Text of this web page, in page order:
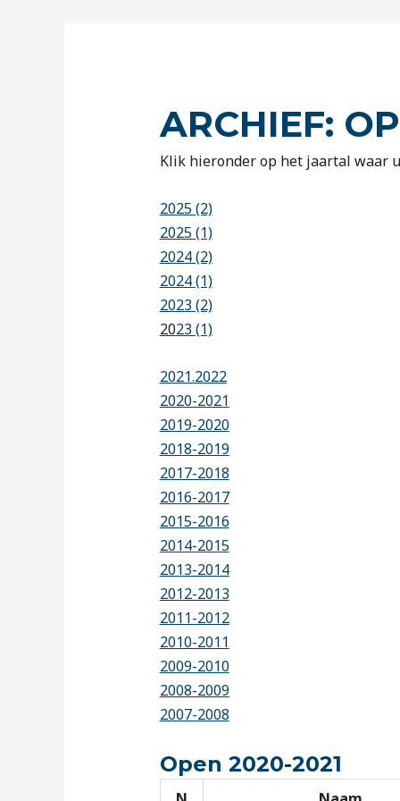
ARCHIEF:
Klik hieronder op het jaartal waar
2025 (2)
2025 (1)
2024 (2)
2024 (1)
2023 (2)
2023 (1)
2021.2022
2020-2021
2019-2020
2018-2019
2017-2018
2016-2017
2015-2016
2014-2015
2013-2014
2012-2013
2011-2012
2010-2011
2009-2010
2008-2009
2007-2008
Open 2020-2021